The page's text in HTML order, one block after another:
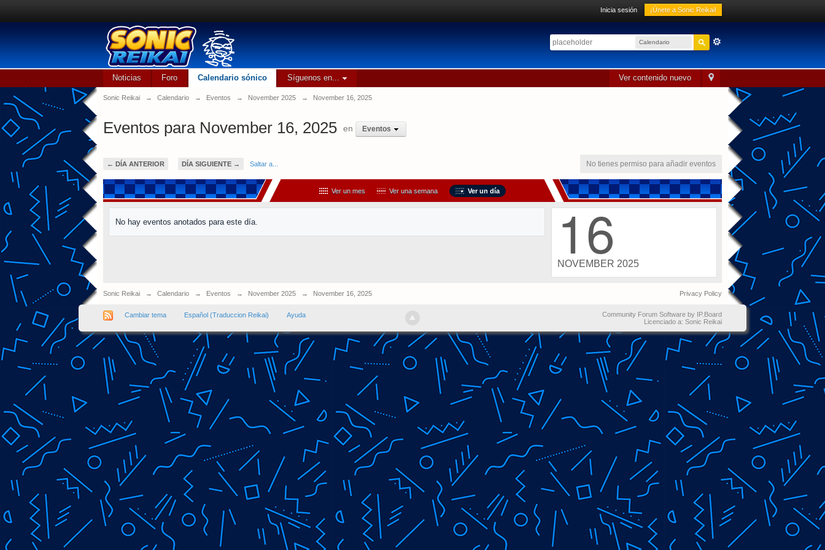
Inicia sesión ¡Únete a Sonic Reikai!
Calendario
sónico
Ver contenido nuevo
Noticias Foro Calendario sónico Síguenos en...
Sonic Reikai → Calendario → Eventos → November 2025 → November 16, 2025
Eventos para November 16, 2025 en Eventos
← DÍA ANTERIOR DÍA SIGUIENTE → Saltar a... No tienes permiso para añadir eventos
Ver un mes Ver una semana Ver un día
No hay eventos anotados para este día. 16
NOVEMBER 2025
Sonic Reikai → Calendario → Eventos → November 2025 → November 16, 2025 Privacy Policy
Cambiar tema Español (Traduccion Reikai) Ayuda
Community Forum Software by IP.Board
Licenciado a: Sonic Reikai